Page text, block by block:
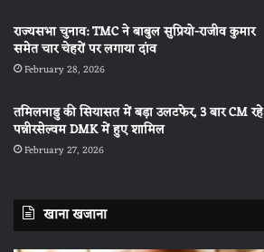
राज्यसभा चुनाव: TMC ने बाबुल सुप्रियो-राजीव कुमार
समेत चार चेहरों पर लगाया दांव
February 28, 2026
तमिलनाडु की सियासत में बड़ा उलटफेर, 3 बार CM रहे
पन्नीरसेल्वम DMK में हुए शामिल
February 27, 2026
खाना खजाना